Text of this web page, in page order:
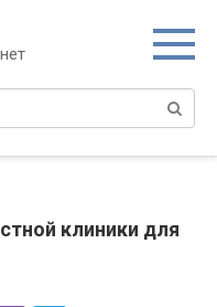
клиники для